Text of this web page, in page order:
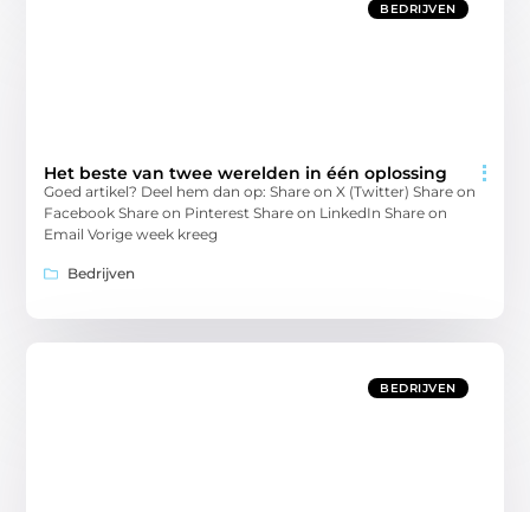
BEDRIJVEN
Het beste van twee werelden in één oplossing
Goed artikel? Deel hem dan op: Share on X (Twitter) Share on
Facebook Share on Pinterest Share on LinkedIn Share on
Email Vorige week kreeg
Bedrijven
BEDRIJVEN